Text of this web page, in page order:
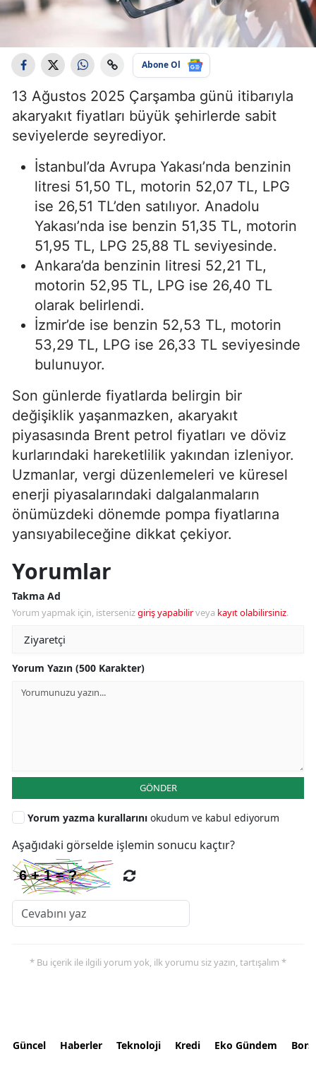
Abone Ol
13 Ağustos 2025 Çarşamba günü itibarıyla
akaryakıt fiyatları büyük şehirlerde sabit
seviyelerde seyrediyor.
İstanbul’da Avrupa Yakası’nda benzinin
litresi 51,50 TL, motorin 52,07 TL, LPG
ise 26,51 TL’den satılıyor. Anadolu
Yakası’nda ise benzin 51,35 TL, motorin
51,95 TL, LPG 25,88 TL seviyesinde.
Ankara’da benzinin litresi 52,21 TL,
motorin 52,95 TL, LPG ise 26,40 TL
olarak belirlendi.
İzmir’de ise benzin 52,53 TL, motorin
53,29 TL, LPG ise 26,33 TL seviyesinde
bulunuyor.
Son günlerde fiyatlarda belirgin bir
değişiklik yaşanmazken, akaryakıt
piyasasında Brent petrol fiyatları ve döviz
kurlarındaki hareketlilik yakından izleniyor.
Uzmanlar, vergi düzenlemeleri ve küresel
enerji piyasalarındaki dalgalanmaların
önümüzdeki dönemde pompa fiyatlarına
yansıyabileceğine dikkat çekiyor.
Yorumlar
Takma Ad
Yorum yapmak için, istersenizgiriş yapabilirveya kayıt olabilirsiniz.
Yorum Yazın (500 Karakter)
GÖNDER
Yorum yazma kurallarını okudum ve kabul ediyorum
Aşağıdaki görselde işlemin sonucu kaçtır?
* Bu içerik ile ilgili yorum yok, ilk yorumu siz yazın, tartışalım *
Güncel Haberler Teknoloji Kredi Eko Gündem